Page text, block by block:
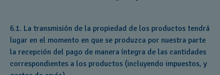
6.1. La transmisión de la propiedad de los productos tendrá
lugar en el momento en que se produzca por nuestra parte
la recepción del pago de manera íntegra de las cantidades
correspondientes a los productos (incluyendo impuestos, y